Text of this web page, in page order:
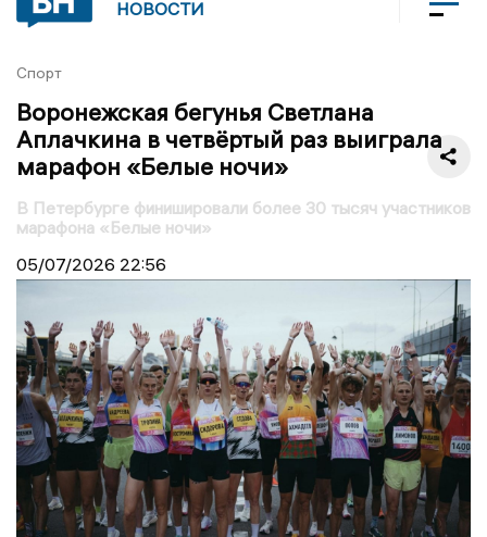
НОВОСТИ
Спорт
Воронежская бегунья Светлана
Аплачкина в четвёртый раз выиграла
марафон «Белые ночи»
В Петербурге финишировали более 30 тысяч участников
марафона «Белые ночи»
05/07/2026 22:56